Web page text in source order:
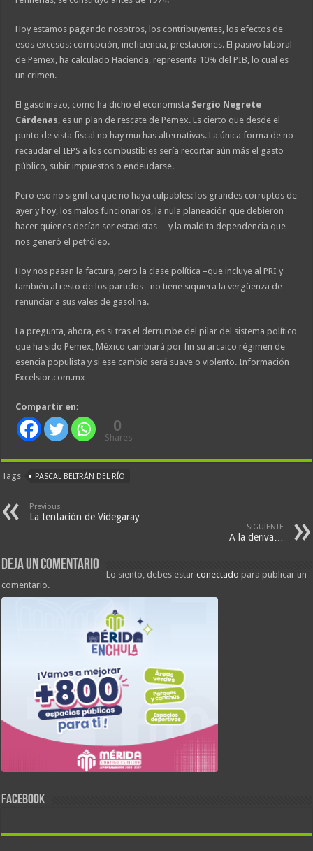
Hoy estamos pagando nosotros, los contribuyentes, los efectos de
esos excesos: corrupción, ineficiencia, prestaciones. El pasivo laboral
de Pemex, ha calculado Hacienda, representa 10% del PIB, lo cual es
un crimen.
El gasolinazo, como ha dicho el economista Sergio Negrete
Cárdenas, es un plan de rescate de Pemex. Es cierto que desde el
punto de vista fiscal no hay muchas alternativas. La única forma de no
recaudar el IEPS a los combustibles sería recortar aún más el gasto
público, subir impuestos o endeudarse.
Pero eso no significa que no haya culpables: los grandes corruptos de
ayer y hoy, los malos funcionarios, la nula planeación que debieron
hacer quienes decían ser estadistas… y la maldita dependencia que
nos generó el petróleo.
Hoy nos pasan la factura, pero la clase política –que incluye al PRI y
también al resto de los partidos– no tiene siquiera la vergüenza de
renunciar a sus vales de gasolina.
La pregunta, ahora, es si tras el derrumbe del pilar del sistema político
que ha sido Pemex, México cambiará por fin su arcaico régimen de
esencia populista y si ese cambio será suave o violento. Información
Excelsior.com.mx
Compartir en:
0
Shares
Tags PASCAL BELTRÁN DEL RÍO
Previous
La tentación de Videgaray
SIGUIENTE
A la deriva…
Deja un comentario
Lo siento, debes estarconectado para publicar un
comentario.
FACEBOOK